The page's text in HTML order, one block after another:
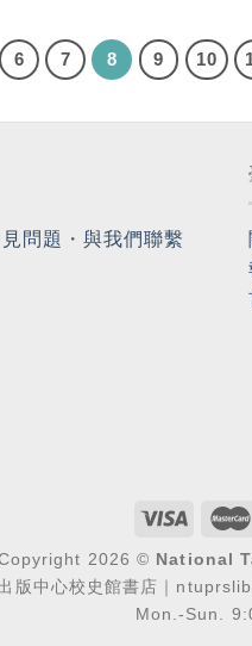
6 7 8 9 10
問題 ・與我們聯繫
2026 © National
版中心校史館書店｜
Mon.-Sun.